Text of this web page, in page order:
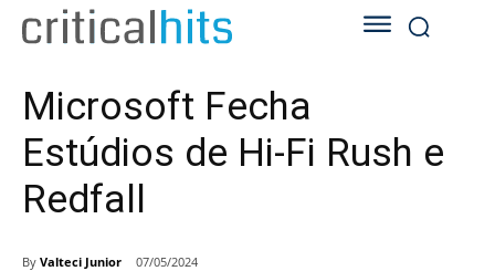
Microsoft Fecha
Estúdios de Hi-Fi Rush e
Redfall
By Valteci Junior 07/05/2024